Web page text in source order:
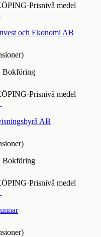
·Prisnivå medel
och Ekonomi AB
Bokföring
·Prisnivå medel
AB
Bokföring
·Prisnivå medel